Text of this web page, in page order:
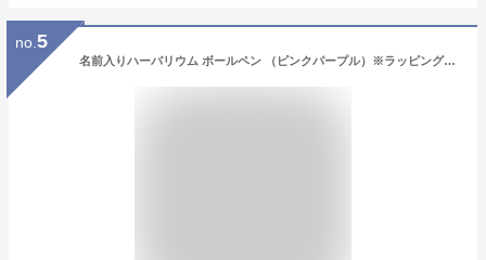
no. 5
名前入りハーバリウム ボールペン （ピンクパープル）※ラッピング・替え芯１本付き ＜●注文方法● ボールペンに入れる名前は、ギフトの設定にチェックし、メッセージ欄に記入してください。なお、ここから→ ・名入れ内容（英字13文字まで）【 】※頭文字のみ大文字になります ←ここまでをコピーして、メッセージ欄に貼り付けてから、必ず【 】内に名前を記入ください。＞ ハーバリウム ボールペン 完成品 名入れ 替え芯 プレゼント